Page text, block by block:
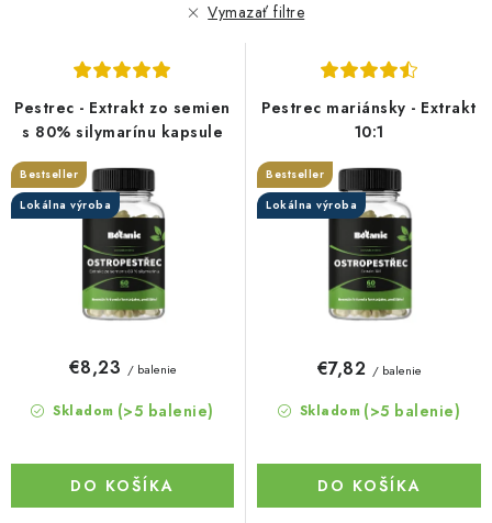
u
k
t
o
v
o
d
u
k
t
Vymazať filtre
Pestrec - Extrakt zo semien
s 80% silymarínu kapsule
Bestseller
Lokálna výroba
Skladom (>5 balenie)
€8,23 / balenie
DO KOŠÍKA
Pestrec mariánsky - Extrakt
10:1
Bestseller
Lokálna výroba
Skladom (>5 balenie)
€7,82 / balenie
DO KOŠÍKA